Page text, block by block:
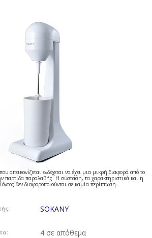
απεικονίζεται ενδέχεται να έχει μια μικρή διαφορά από το
παρτίδα παραλαβής. Η σύσταση, τα χαρακτηριστικά και η
δεν διαφοροποιούνται σε καμία περίπτωση.
SOKANY
4 σε απόθεμα